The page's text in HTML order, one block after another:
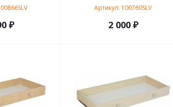
₽
Артикул: 100760SLV
2 000₽